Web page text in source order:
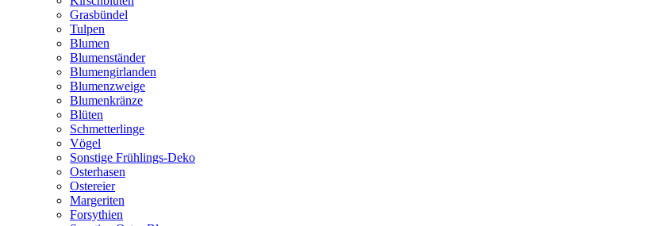
Grasbündel
Tulpen
Blumen
Blumenständer
Blumengirlanden
Blumenzweige
Blumenkränze
Blüten
Schmetterlinge
Vögel
Sonstige Frühlings-Deko
Osterhasen
Ostereier
Margeriten
Forsythien